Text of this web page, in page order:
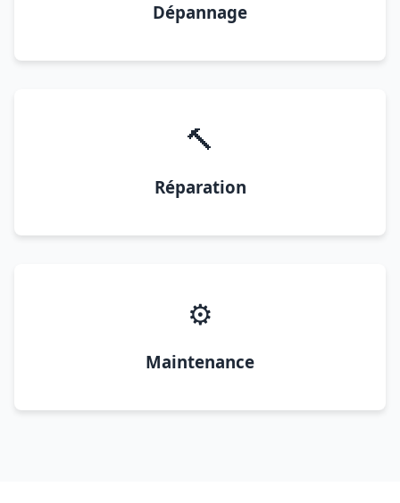
Dépannage
🔨
Réparation
⚙️
Maintenance